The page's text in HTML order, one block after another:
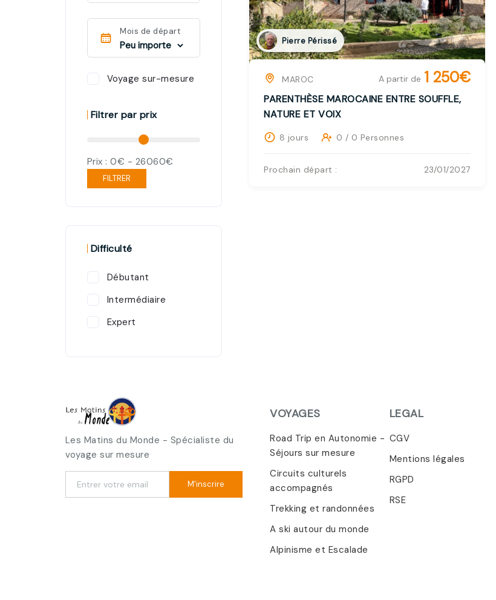
Mois de départ
Voyage sur-mesure
Filtrer par prix
Prix :0€ - 26060€
FILTRER
Difficulté
Débutant
Intermédiaire
Expert
Pierre Périssé
MAROC A partir de 1 250€
PARENTHÈSE MAROCAINE ENTRE SOUFFLE,
NATURE ET VOIX
8 jours 0 / 0 Personnes
Prochain départ : 23/01/2027
Les Matins du Monde - Spécialiste du
voyage sur mesure
M'inscrire
VOYAGES
Road Trip en Autonomie -
Séjours sur mesure
Circuits culturels
accompagnés
Trekking et randonnées
A ski autour du monde
Alpinisme et Escalade
LEGAL
CGV
Mentions légales
RGPD
RSE